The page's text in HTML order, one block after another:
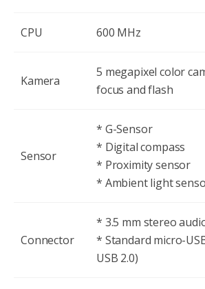
CPU 600 MHz
Kamera
5 megapixel color
focus and flash
Sensor
* G-Sensor
* Digital compass
* Proximity sensor
* Ambient light
Connector
* 3.5 mm stereo
* Standard micro-
USB 2.0)